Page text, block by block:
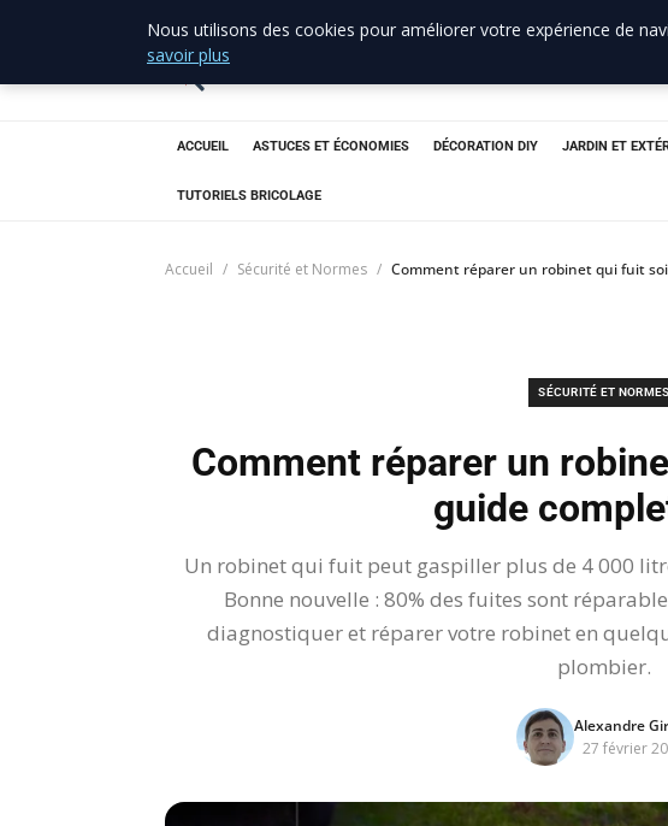
allo brico
ACCUEIL ASTUCES ET ÉCONOMIES DÉCORATION DIY JARDIN ET
TUTORIELS BRICOLAGE
Accueil Sécurité et Normes Comment réparer un robinet qui fuit
SÉCURITÉ ET NORMES
Comment réparer un
guide
Un robinet qui fuit peut gaspiller plus de 4 000
Bonne nouvelle : 80% des fuites sont
diagnostiquer et réparer votre robinet en
plombier.
Alexandre
27 février
Nous utilisons des cookies pour améliorer votre expérience de
savoir plus